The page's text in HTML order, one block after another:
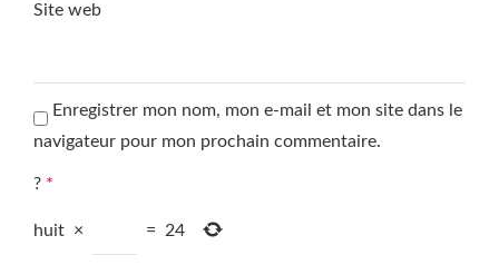
Site web
Enregistrer mon nom, mon e-mail et mon site dans le
navigateur pour mon prochain commentaire.
? *
huit × = 24